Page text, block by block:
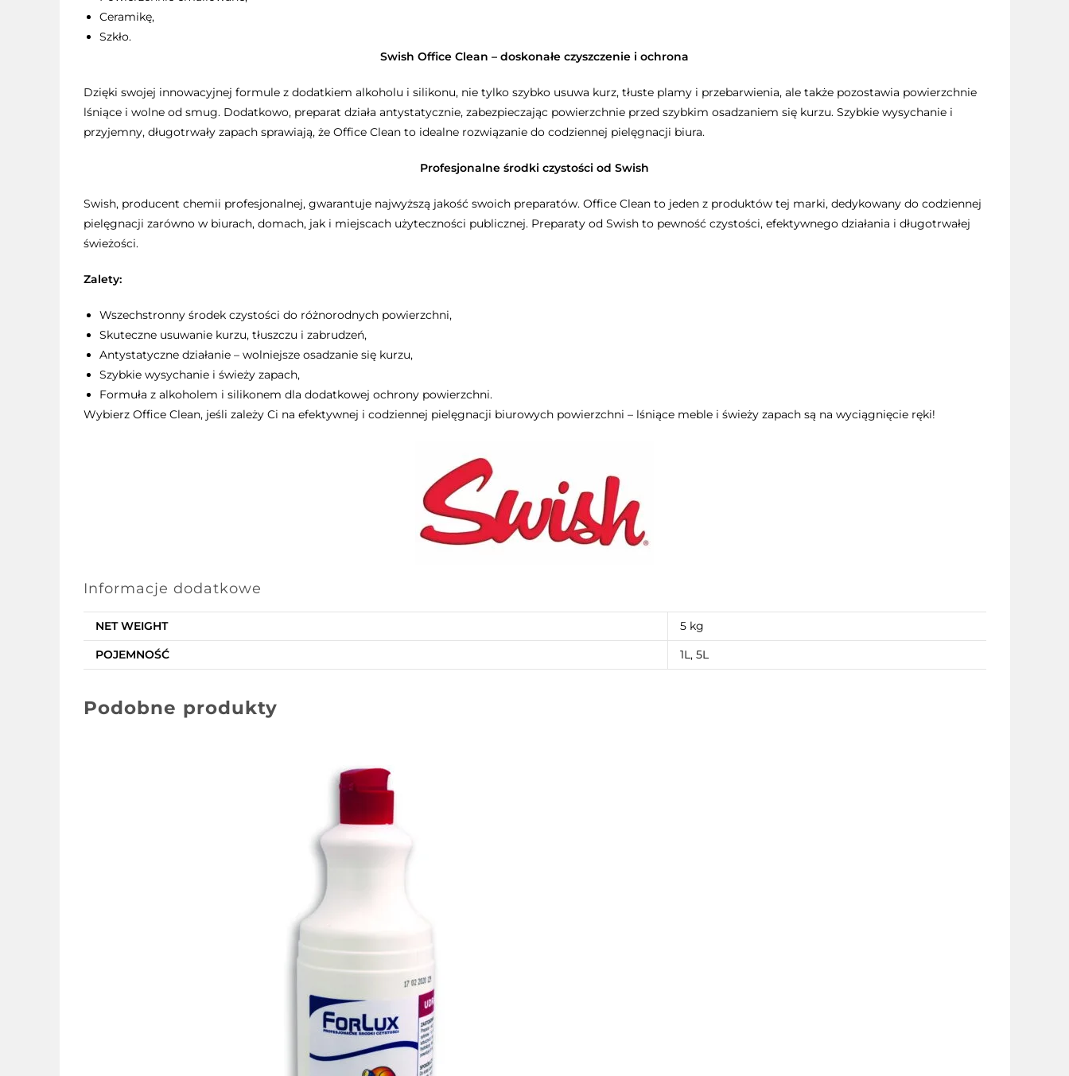
Ceramikę,
Szkło.
Swish Office Clean – doskonałe czyszczenie i ochrona
Dzięki swojej innowacyjnej formule z dodatkiem alkoholu i silikonu, nie tylko szybko usuwa kurz, tłuste plamy i przebarwienia, ale także pozostawia powierzchnie
lśniące i wolne od smug. Dodatkowo, preparat działa antystatycznie, zabezpieczając powierzchnie przed szybkim osadzaniem się kurzu. Szybkie wysychanie i
przyjemny, długotrwały zapach sprawiają, że Office Clean to idealne rozwiązanie do codziennej pielęgnacji biura.
Profesjonalne środki czystości od Swish
Swish, producent chemii profesjonalnej, gwarantuje najwyższą jakość swoich preparatów. Office Clean to jeden z produktów tej marki, dedykowany do codziennej
pielęgnacji zarówno w biurach, domach, jak i miejscach użyteczności publicznej. Preparaty od Swish to pewność czystości, efektywnego działania i długotrwałej
świeżości.
Zalety:
Wszechstronny środek czystości do różnorodnych powierzchni,
Skuteczne usuwanie kurzu, tłuszczu i zabrudzeń,
Antystatyczne działanie – wolniejsze osadzanie się kurzu,
Szybkie wysychanie i świeży zapach,
Formuła z alkoholem i silikonem dla dodatkowej ochrony powierzchni.
Wybierz Office Clean, jeśli zależy Ci na efektywnej i codziennej pielęgnacji biurowych powierzchni – lśniące meble i świeży zapach są na wyciągnięcie ręki!
Informacje dodatkowe
NET WEIGHT
5 kg
POJEMNOŚĆ
1L, 5L
Podobne produkty